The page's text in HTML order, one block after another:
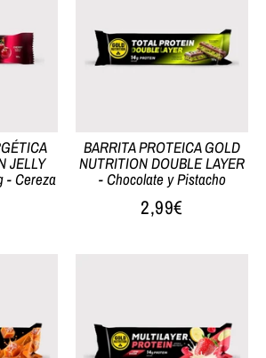
JELLY
- Cereza
BARRITA PROTEICA GOLD
NUTRITION DOUBLE LAYER
- Chocolate y Pistacho
2,99€